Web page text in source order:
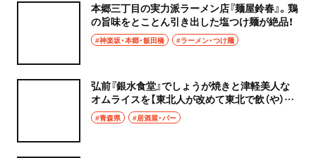
本郷三丁目の実力派ラーメン店『麺屋鈴春』。鶏
の旨味をとことん引き出した塩つけ麺が絶品！
#神楽坂・本郷・飯田橋 #ラーメン・つけ麺
弘前『銀水食堂』でしょうが焼きと津軽美人な
オムライスを【東北人が改めて東北で飲（や）る
旅 青森編①】
#青森県 #居酒屋・バー